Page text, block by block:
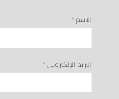
الاسم *
البريد الإلكتروني *